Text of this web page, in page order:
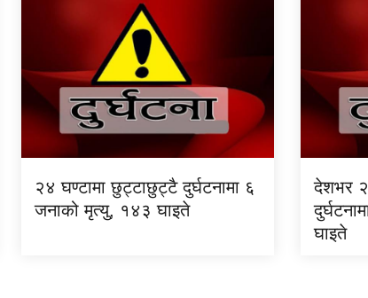
२४ घण्टामा छुट्टाछुट्टै दुर्घटनामा ६
जनाको मृत्यु, १४३ घाइते
देशभर
घाइते